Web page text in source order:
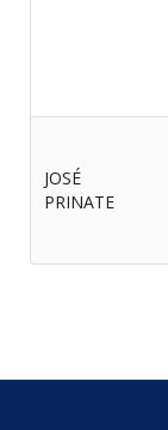
JOSÉ
PRINATE